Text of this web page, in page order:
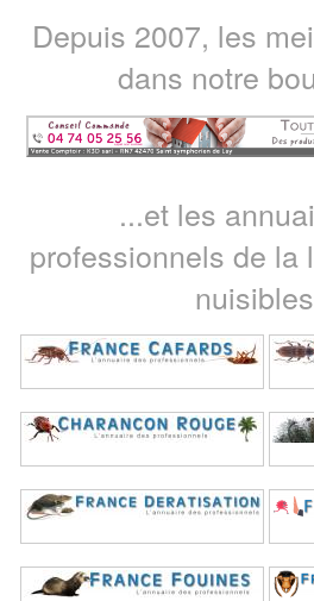
Depuis 2007, les
dans notre
...et les
professionnels de la